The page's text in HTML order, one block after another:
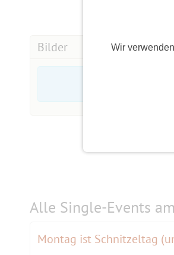
Wir
Bilder
Alle Single-Events am
Montag ist Schnitzeltag